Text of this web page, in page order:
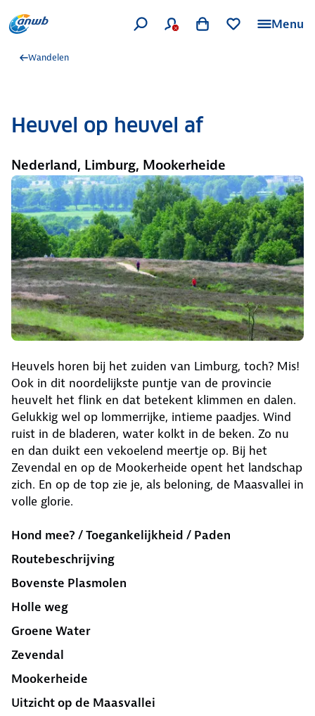
Menu
Wandelen
Heuvel op heuvel af
Nederland, Limburg, Mookerheide
Heuvels horen bij het zuiden van Limburg, toch? Mis!
Ook in dit noordelijkste puntje van de provincie
heuvelt het flink en dat betekent klimmen en dalen.
Gelukkig wel op lommerrijke, intieme paadjes. Wind
ruist in de bladeren, water kolkt in de beken. Zo nu
en dan duikt een vekoelend meertje op. Bij het
Zevendal en op de Mookerheide opent het landschap
zich. En op de top zie je, als beloning, de Maasvallei in
volle glorie.
Hond mee? / Toegankelijkheid / Paden
Routebeschrijving
Bovenste Plasmolen
Holle weg
Groene Water
Zevendal
Mookerheide
Uitzicht op de Maasvallei